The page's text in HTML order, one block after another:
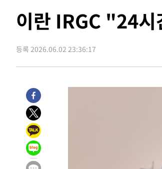
4시간 전 > [속보]뉴욕증시 상승 마감…S&P
-25416초 전 >[속보]이강인 "감독님이 원하는 마
-25198초 전 >수도권 40도 육박 '펄펄'…동해안
-18112초 전 >
-14219초 전 >
-11929초 전 >
-9463초 전 >
-8839초 전 >
여수 오동도 해상서 모터보트 전복
-5066초 전 >
극한폭염 한풀 꺾이지만…'낮 최고
이란 IRGC "24시
등록 2026.06.02 23:36:17